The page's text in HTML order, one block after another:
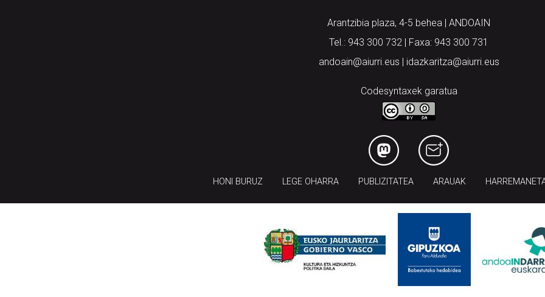
Arantzibia plaza, 4-5 behea | ANDOAIN
Tel.: 943 300 732 | Faxa: 943 300 731
andoain@aiurri.eus | idazkaritza@aiurri.eus
Codesyntaxek garatua
HONI BURUZ LEGE OHARRA PUBLIZITATEA ARAUAK